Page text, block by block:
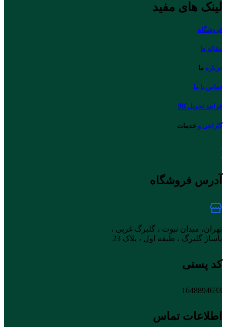
لینک های مفید
فروشگاه
مقاله ها
درباره ما
تماس با ما
فرایند تحویل کالا
گارانتی و خدمات
آدرس فروشگاه
تهران، میدان نبوت ، گلبرگ غربی ،
پاساژ گلبرگ ، طبقه اول ، پلاک 23
کد پستی
1648894633
اطلاعات تماس